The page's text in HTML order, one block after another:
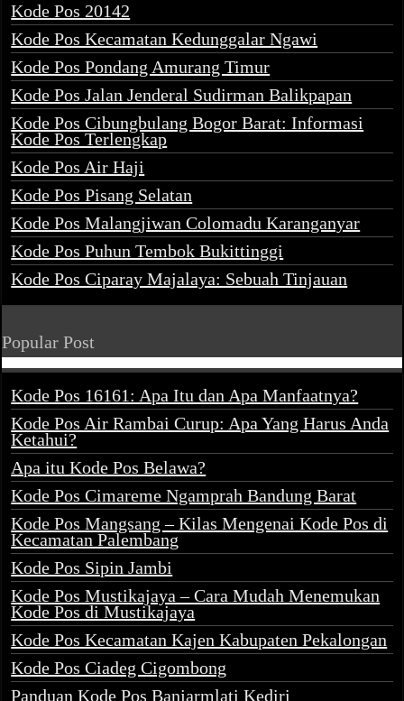
Kode Pos 20142
Kode Pos Kecamatan Kedunggalar Ngawi
Kode Pos Pondang Amurang Timur
Kode Pos Jalan Jenderal Sudirman Balikpapan
Kode Pos Cibungbulang Bogor Barat: Informasi
Kode Pos Terlengkap
Kode Pos Air Haji
Kode Pos Pisang Selatan
Kode Pos Malangjiwan Colomadu Karanganyar
Kode Pos Puhun Tembok Bukittinggi
Kode Pos Ciparay Majalaya: Sebuah Tinjauan
Popular Post
Kode Pos 16161: Apa Itu dan Apa Manfaatnya?
Kode Pos Air Rambai Curup: Apa Yang Harus Anda
Ketahui?
Apa itu Kode Pos Belawa?
Kode Pos Cimareme Ngamprah Bandung Barat
Kode Pos Mangsang – Kilas Mengenai Kode Pos di
Kecamatan Palembang
Kode Pos Sipin Jambi
Kode Pos Mustikajaya – Cara Mudah Menemukan
Kode Pos di Mustikajaya
Kode Pos Kecamatan Kajen Kabupaten Pekalongan
Kode Pos Ciadeg Cigombong
Panduan Kode Pos Banjarmlati Kediri